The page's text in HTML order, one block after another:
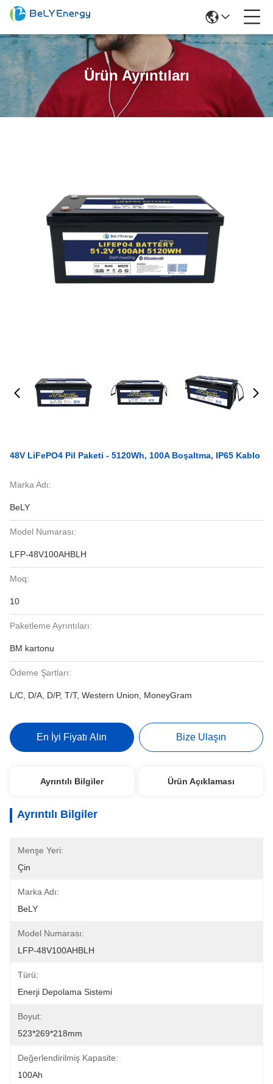
Ürün Ayrıntıları
48V LiFePO4 Pil Paketi - 5120Wh, 100A Boşaltma, IP65 Kablo
Marka Adı:
BeLY
Model Numarası:
LFP-48V100AHBLH
Moq:
10
Paketleme Ayrıntıları:
BM kartonu
Ödeme Şartları:
L/C, D/A, D/P, T/T, Western Union, MoneyGram
En İyi Fiyatı Alın Bize Ulaşın
Ayrıntılı Bilgiler Ürün Açıklaması
Ayrıntılı Bilgiler
Menşe Yeri:
Çin
Marka Adı:
BeLY
Model Numarası:
LFP-48V100AHBLH
Türü:
Enerji Depolama Sistemi
Boyut:
523*269*218mm
Değerlendirilmiş Kapasite:
100Ah